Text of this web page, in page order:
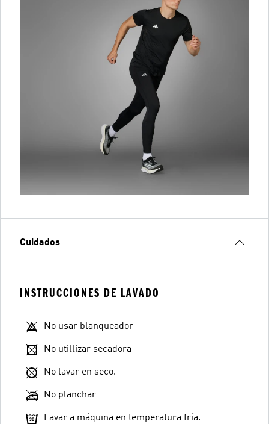
Cuidados
INSTRUCCIONES DE LAVADO
No usar blanqueador
No utillizar secadora
No lavar en seco.
No planchar
Lavar a máquina en temperatura fría.